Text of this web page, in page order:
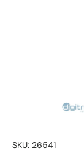
SKU: 26541